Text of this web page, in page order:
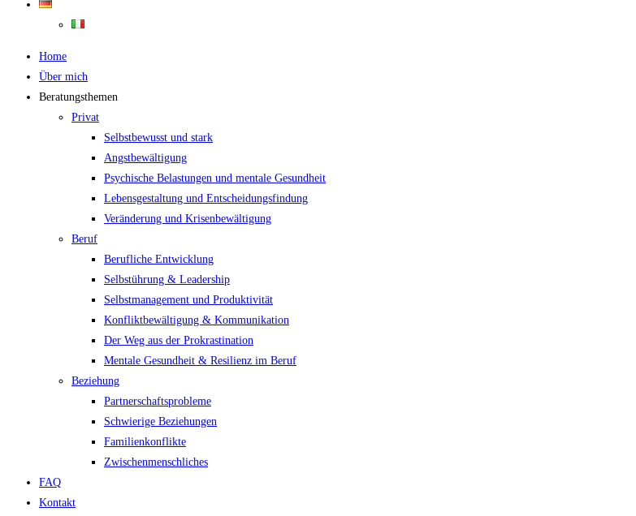
Home
Über mich
Beratungsthemen
Privat
Selbstbewusst und stark
Angstbewältigung
Psychische Belastungen und mentale Gesundheit
Lebensgestaltung und Entscheidungsfindung
Veränderung und Krisenbewältigung
Beruf
Berufliche Entwicklung
Selbstührung & Leadership
Selbstmanagement und Produktivität
Konfliktbewältigung & Kommunikation
Der Weg aus der Prokrastination
Mentale Gesundheit & Resilienz im Beruf
Beziehung
Partnerschaftsprobleme
Schwierige Beziehungen
Familienkonflikte
Zwischenmenschliches
FAQ
Kontakt